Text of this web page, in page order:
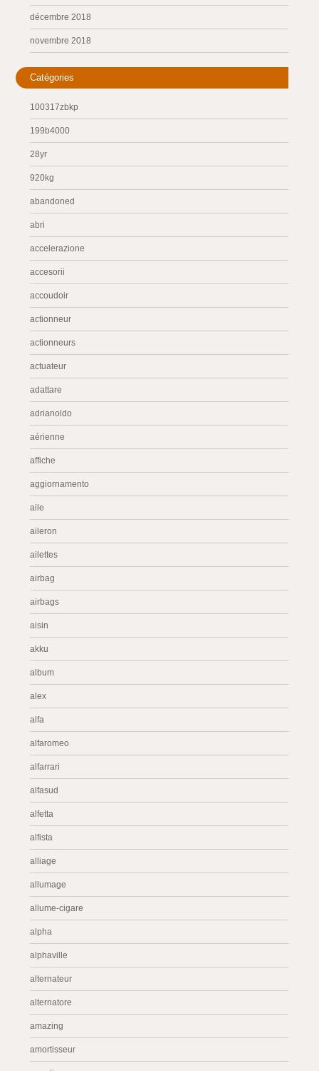
décembre 2018
novembre 2018
Catégories
100317zbkp
199b4000
28yr
920kg
abandoned
abri
accelerazione
accesorii
accoudoir
actionneur
actionneurs
actuateur
adattare
adrianoldo
aérienne
affiche
aggiornamento
aile
aileron
ailettes
airbag
airbags
aisin
akku
album
alex
alfa
alfaromeo
alfarrari
alfasud
alfetta
alfista
alliage
allumage
allume-cigare
alpha
alphaville
alternateur
alternatore
amazing
amortisseur